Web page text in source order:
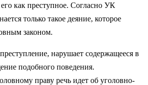
его как преступное. Согласно УК
только такое деяние, которое
законом.
нарушает содержащееся в
подобного поведения.
праву речь идет об уголовно-